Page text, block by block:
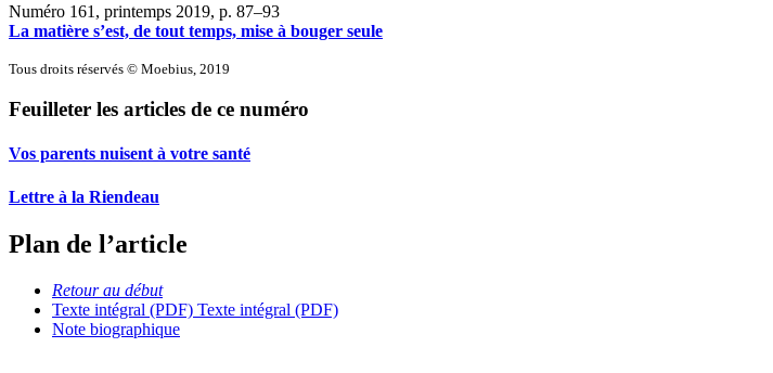
Numéro 161, printemps 2019, p. 87–93
La matière s’est, de tout temps, mise à bouger seule
Tous droits réservés © Moebius, 2019
Feuilleter les articles de ce numéro
Vos parents nuisent à votre santé
Lettre à la Riendeau
Plan de l’article
Retour au début
Texte intégral (PDF) Texte intégral (PDF)
Note biographique